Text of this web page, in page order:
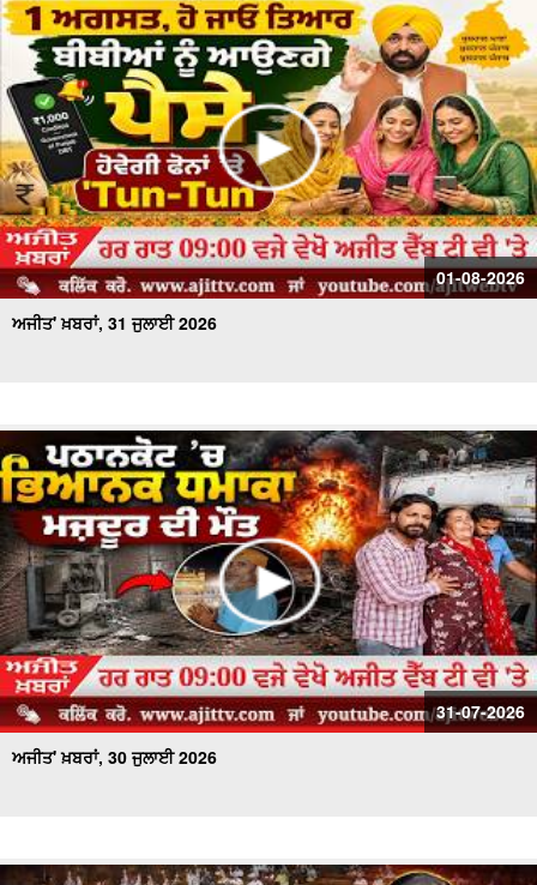
01-08-2026
ਅਜੀਤ' ਖ਼ਬਰਾਂ, 31 ਜੁਲਾਈ 2026
31-07-2026
ਅਜੀਤ' ਖ਼ਬਰਾਂ, 30 ਜੁਲਾਈ 2026